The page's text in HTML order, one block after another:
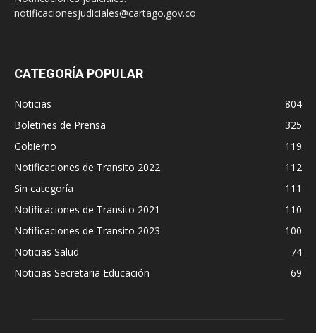
notificacionesjudiciales@cartago.gov.co
CATEGORÍA POPULAR
Noticias
804
Boletines de Prensa
325
Gobierno
119
Notificaciones de Transito 2022
112
Sin categoría
111
Notificaciones de Transito 2021
110
Notificaciones de Transito 2023
100
Noticias Salud
74
Noticias Secretaria Educación
69